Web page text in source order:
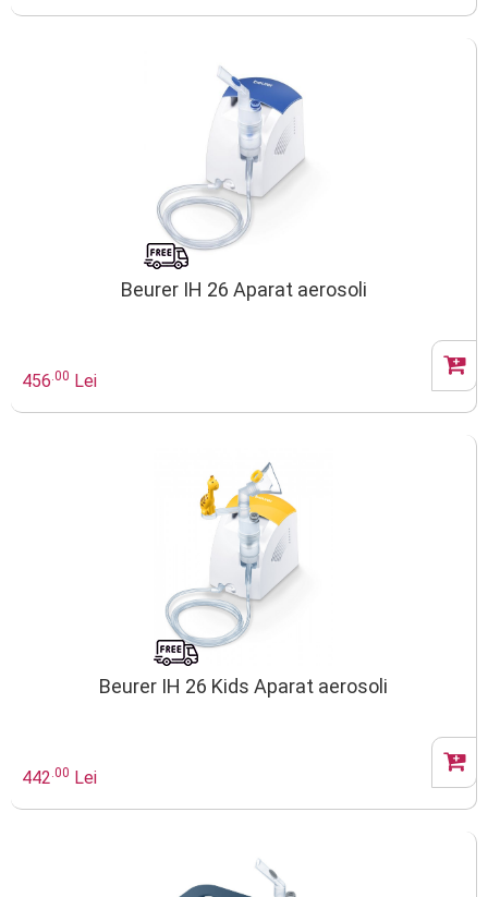
Beurer IH 26 Aparat aerosoli
456.00 Lei
Beurer IH 26 Kids Aparat aerosoli
442.00 Lei